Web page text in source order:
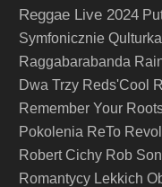
Reggae Live 2024
Symfonicznie Qulturka
Raggabarabanda
Dwa Trzy Reds'Cool
Remember Your
Pokolenia ReTo
Robert Cichy Rob Son
Romantycy Lekkich